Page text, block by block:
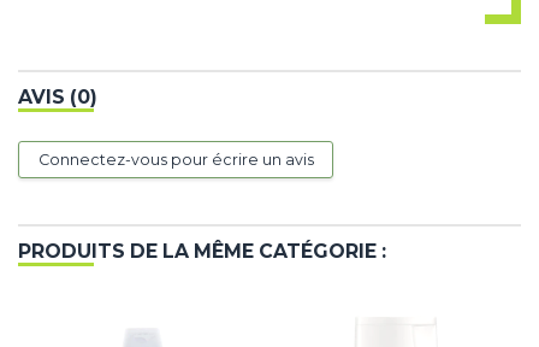
AVIS (0)
Connectez-vous pour écrire un avis
PRODUITS DE LA MÊME CATÉGORIE :